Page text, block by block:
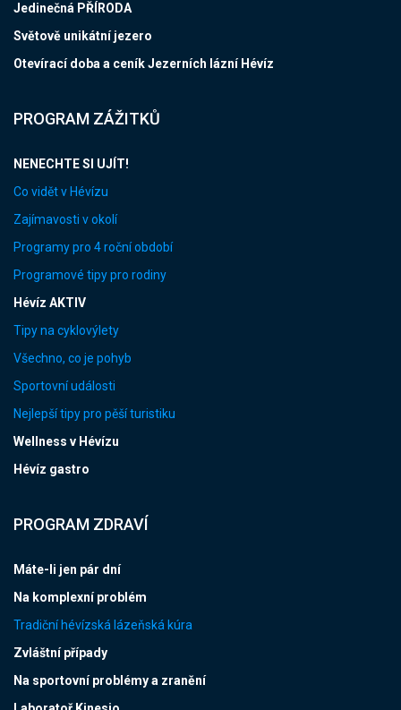
Jedinečná PŘÍRODA
Světově unikátní jezero
Otevírací doba a ceník Jezerních lázní Hévíz
PROGRAM ZÁŽITKŮ
NENECHTE SI UJÍT!
Co vidět v Hévízu
Zajímavosti v okolí
Programy pro 4 roční období
Programové tipy pro rodiny
Hévíz AKTIV
Tipy na cyklovýlety
Všechno, co je pohyb
Sportovní události
Nejlepší tipy pro pěší turistiku
Wellness v Hévízu
Hévíz gastro
PROGRAM ZDRAVÍ
Máte-li jen pár dní
Na komplexní problém
Tradiční hévízská lázeňská kúra
Zvláštní případy
Na sportovní problémy a zranění